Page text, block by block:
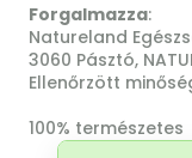
Forgalmazza:
Natureland
3060 Pásztó,
Ellenőrzött
100% természetes